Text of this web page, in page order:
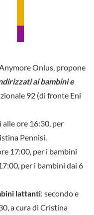
Onlus, propone
ai bambini e
92 (di fronte Eni
alle ore 16:30, per
Pennisi.
17:00, per i bambini
per i bambini dai 6
lattanti: secondo e
a cura di Cristina